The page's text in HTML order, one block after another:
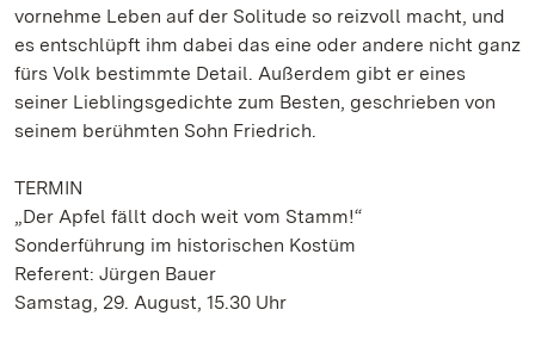
vornehme Leben auf der Solitude so reizvoll macht, und
es entschlüpft ihm dabei das eine oder andere nicht ganz
fürs Volk bestimmte Detail. Außerdem gibt er eines
seiner Lieblingsgedichte zum Besten, geschrieben von
seinem berühmten Sohn Friedrich.
TERMIN
„Der Apfel fällt doch weit vom Stamm!“
Sonderführung im historischen Kostüm
Referent: Jürgen Bauer
Samstag, 29. August, 15.30 Uhr